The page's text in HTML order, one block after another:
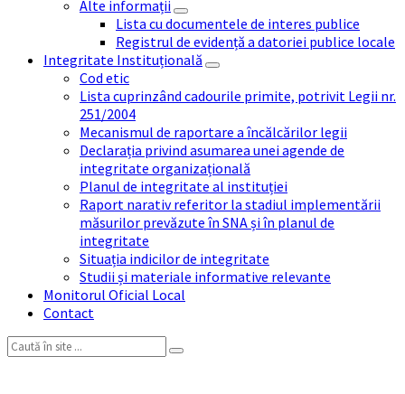
Alte informații
Lista cu documentele de interes publice
Registrul de evidență a datoriei publice locale
Integritate Instituțională
Cod etic
Lista cuprinzând cadourile primite, potrivit Legii nr.
251/2004
Mecanismul de raportare a încălcărilor legii
Declarația privind asumarea unei agende de
integritate organizațională
Planul de integritate al instituției
Raport narativ referitor la stadiul implementării
măsurilor prevăzute în SNA și în planul de
integritate
Situația indicilor de integritate
Studii și materiale informative relevante
Monitorul Oficial Local
Contact
Search: